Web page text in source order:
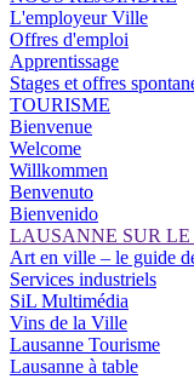
L'employeur Ville
Offres d'emploi
Apprentissage
Stages et offres
TOURISME
Bienvenue
Welcome
Willkommen
Benvenuto
Bienvenido
LAUSANNE SUR LE
Art en ville – le guide
Services industriels
SiL Multimédia
Vins de la Ville
Lausanne Tourisme
Lausanne à table